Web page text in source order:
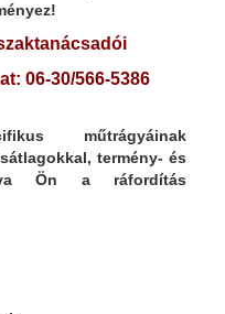
06-30/566-5386
műtrágyáinak
termény- és
Ön a ráfordítás